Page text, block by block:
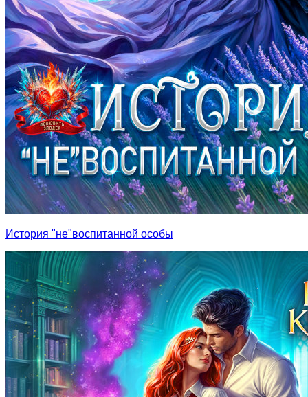
История "не"воспитанной особы